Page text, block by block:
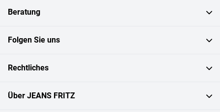
Beratung
Folgen Sie uns
Rechtliches
Über JEANS FRITZ